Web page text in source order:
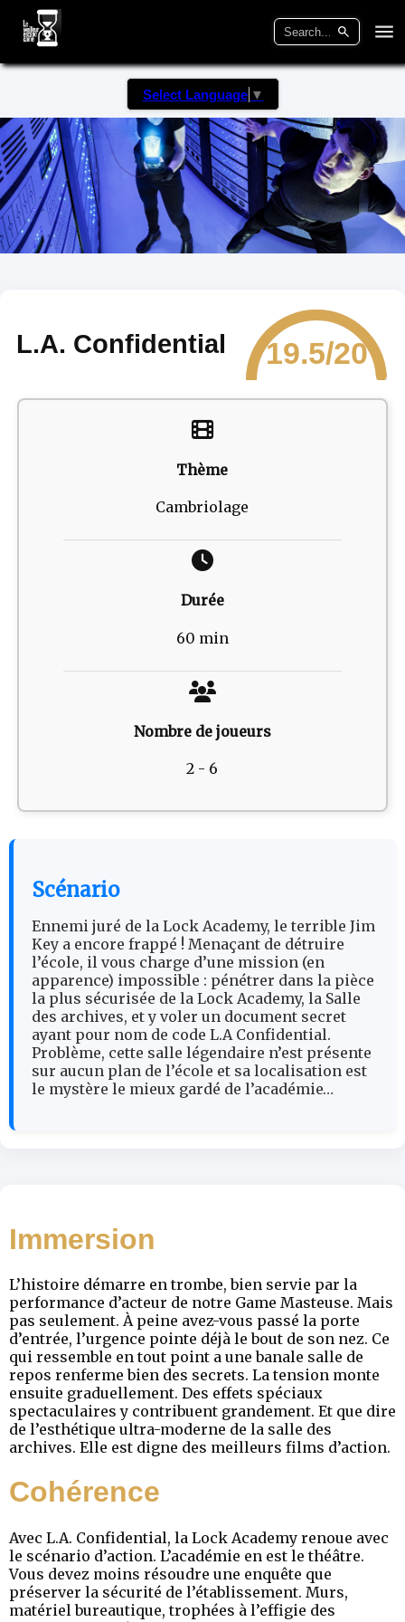
Select Language ▼
L.A. Confidential 19.5/20
Thème
Cambriolage
Durée
60 min
Nombre de joueurs
2 - 6
Scénario
Ennemi juré de la Lock Academy, le terrible Jim
Key a encore frappé ! Menaçant de détruire
l’école, il vous charge d’une mission (en
apparence) impossible : pénétrer dans la pièce
la plus sécurisée de la Lock Academy, la Salle
des archives, et y voler un document secret
ayant pour nom de code L.A Confidential.
Problème, cette salle légendaire n’est présente
sur aucun plan de l’école et sa localisation est
le mystère le mieux gardé de l’académie…
Immersion
L’histoire démarre en trombe, bien servie par la
performance d’acteur de notre Game Masteuse. Mais
pas seulement. À peine avez-vous passé la porte
d’entrée, l’urgence pointe déjà le bout de son nez. Ce
qui ressemble en tout point a une banale salle de
repos renferme bien des secrets. La tension monte
ensuite graduellement. Des effets spéciaux
spectaculaires y contribuent grandement. Et que dire
de l’esthétique ultra-moderne de la salle des
archives. Elle est digne des meilleurs films d’action.
Cohérence
Avec L.A. Confidential, la Lock Academy renoue avec
le scénario d’action. L’académie en est le théâtre.
Vous devez moins résoudre une enquête que
préserver la sécurité de l’établissement. Murs,
matériel bureautique, trophées à l’effigie des